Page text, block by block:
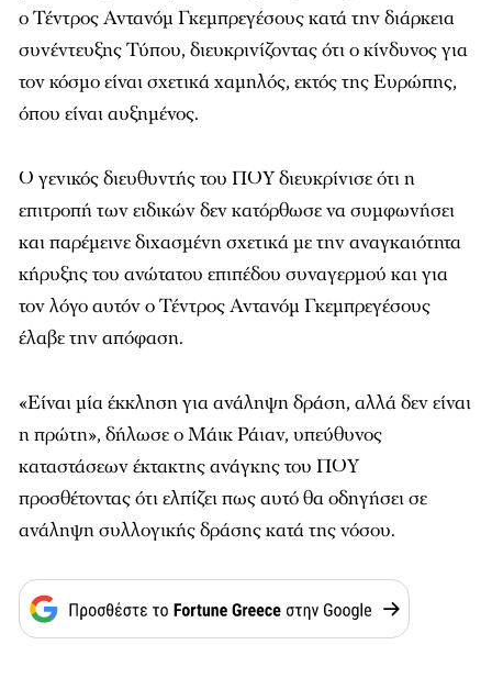
ο Τέντρος Αντανόμ Γκεμπρεγέσους κατά την διάρκεια
συνέντευξης Τύπου, διευκρινίζοντας ότι ο κίνδυνος για
τον κόσμο είναι σχετικά χαμηλός, εκτός της Ευρώπης,
όπου είναι αυξημένος.
Ο γενικός διευθυντής του ΠΟΥ διευκρίνισε ότι η
επιτροπή των ειδικών δεν κατόρθωσε να συμφωνήσει
και παρέμεινε διχασμένη σχετικά με την αναγκαιότητα
κήρυξης του ανώτατου επιπέδου συναγερμού και για
τον λόγο αυτόν ο Τέντρος Αντανόμ Γκεμπρεγέσους
έλαβε την απόφαση.
«Είναι μία έκκληση για ανάληψη δράση, αλλά δεν είναι
η πρώτη», δήλωσε ο Μάικ Ράιαν, υπεύθυνος
καταστάσεων έκτακτης ανάγκης του ΠΟΥ
προσθέτοντας ότι ελπίζει πως αυτό θα οδηγήσει σε
ανάληψη συλλογικής δράσης κατά της νόσου.